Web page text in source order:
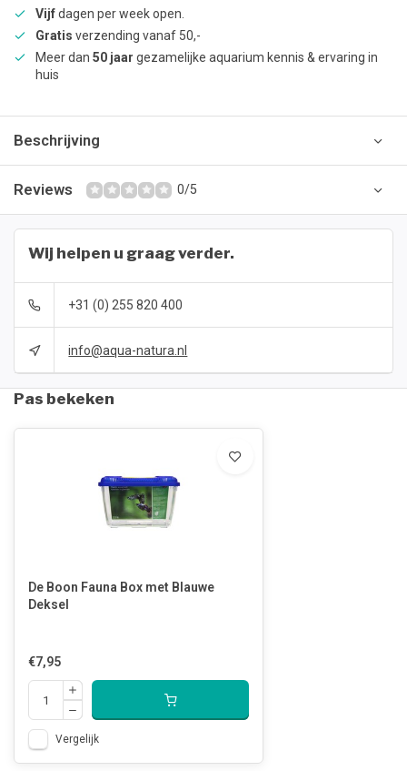
Vijfdagen per week open.
Gratis verzending vanaf 50,-
Meer dan 50 jaar gezamelijke aquarium kennis & ervaring in
huis
Beschrijving
Reviews 0/5
Wij helpen u graag verder.
+31 (0) 255 820 400
info@aqua-natura.nl
Pas bekeken
De Boon Fauna Box met Blauwe
Deksel
€7,95
Vergelijk